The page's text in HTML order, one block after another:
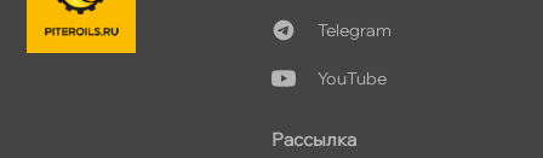
Telegram
YouTube
Рассылка